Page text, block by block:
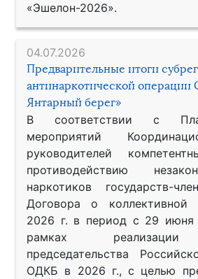
«Эшелон-2026».
04.07.2026
Предварительные итоги
антинаркотической операции
Янтарный берег»
В соответствии с
мероприятий
руководителей
противодействию
наркотиков государств-
Договора о коллективной
2026 г. в период с 29
рамках реализации
председательства
ОДКБ в 2026 г., с целью